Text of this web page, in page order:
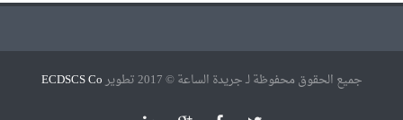
جميع الحقوق محفوظة لـ جريدة الساعة © 2017 تطوير ECDSCS Co